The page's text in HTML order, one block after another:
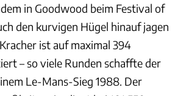
in Goodwood beim Festival of
den kurvigen Hügel hinauf jagen
ist auf maximal 394
– so viele Runden schaffte der
Le-Mans-Sieg 1988. Der